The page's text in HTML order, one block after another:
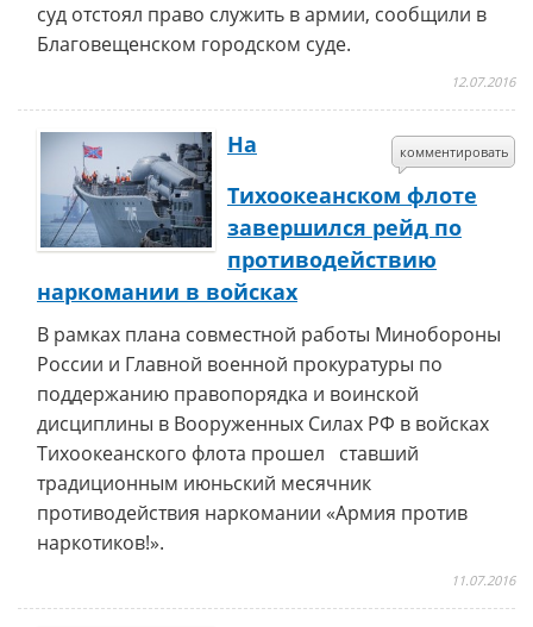
суд отстоял право служить в армии, сообщили в
Благовещенском городском суде.
12.07.2016
комментировать
На
Тихоокеанском флоте
завершился рейд по
противодействию
наркомании в войсках
В рамках плана совместной работы Минобороны
России и Главной военной прокуратуры по
поддержанию правопорядка и воинской
дисциплины в Вооруженных Силах РФ в войсках
Тихоокеанского флота прошел ставший
традиционным июньский месячник
противодействия наркомании «Армия против
наркотиков!».
11.07.2016